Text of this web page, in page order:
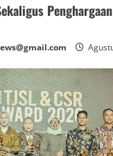
Penghargaan